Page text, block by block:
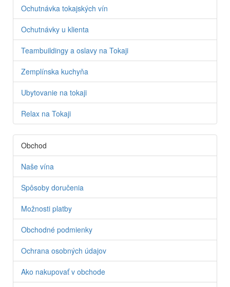
Ochutnávka tokajských vín
Ochutnávky u klienta
Teambuildingy a oslavy na Tokaji
Zemplínska kuchyňa
Ubytovanie na tokaji
Relax na Tokaji
Obchod
Naše vína
Spôsoby doručenia
Možnosti platby
Obchodné podmienky
Ochrana osobných údajov
Ako nakupovať v obchode